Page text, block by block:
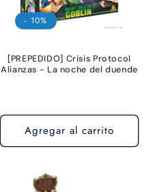
- 10%
[PREPEDIDO] Crisis Protocol
Alianzas - La noche del duende
Agregar al carrito